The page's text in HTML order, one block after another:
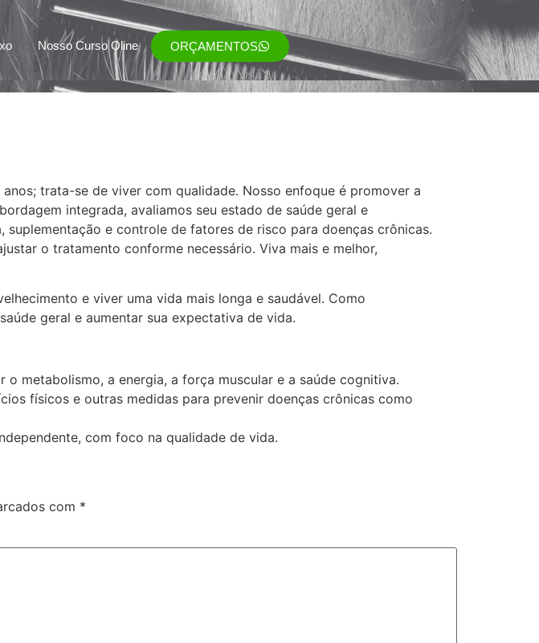
Nosso Curso Oline ORÇAMENTOS
trata-se de viver com qualidade. Nosso enfoque é promover a
integrada, avaliamos seu estado de saúde geral e
e controle de fatores de risco para doenças crônicas.
o tratamento conforme necessário. Viva mais e melhor,
e viver uma vida mais longa e saudável. Como
geral e aumentar sua expectativa de vida.
o metabolismo, a energia, a força muscular e a saúde cognitiva.
físicos e outras medidas para prevenir doenças crônicas como
com foco na qualidade de vida.
com *